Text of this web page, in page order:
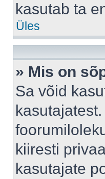
kasutab ta
Üles
» Mis on
Sa võid
kiiresti
kasutajate